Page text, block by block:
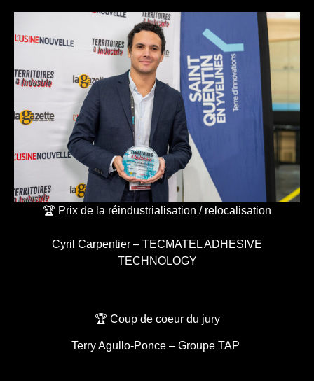
🏆 Prix de la réindustrialisation / relocalisation
Cyril Carpentier – TECMATEL ADHESIVE
TECHNOLOGY
🏆 Coup de coeur du jury
Terry Agullo-Ponce – Groupe TAP